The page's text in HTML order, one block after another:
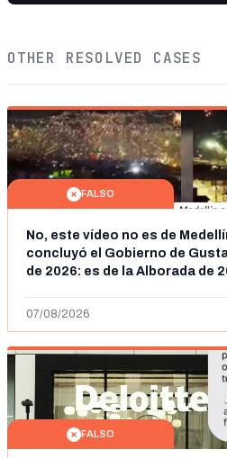
OTHER RESOLVED CASES
FALSO
No, este vídeo no es de
concluyó el Gobierno de
de 2026: es de la Alborada de
07/08/2026
FALSO